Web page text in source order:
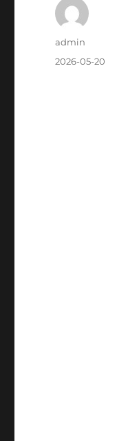
作
admin
發
2026-05-20